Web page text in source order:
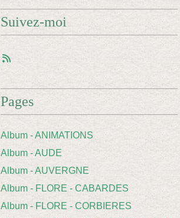
Suivez-moi
Pages
Album - ANIMATIONS
Album - AUDE
Album - AUVERGNE
Album - FLORE - CABARDES
Album - FLORE - CORBIERES